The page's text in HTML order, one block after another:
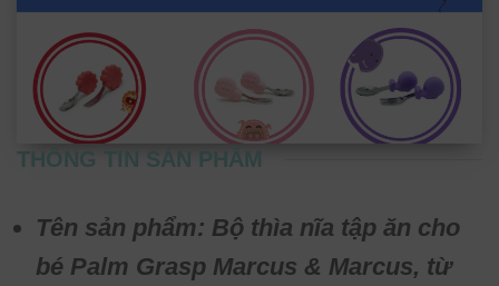
THÔNG TIN SẢN PHẨM
Tên sản phẩm: Bộ thìa nĩa tập ăn cho
bé Palm Grasp Marcus & Marcus, từ